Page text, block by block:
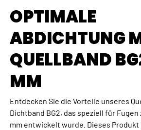
OPTIMALE
ABDICHTUNG
QUELLBAND
MM
Entdecken Sie die Vorteile unseres
Dichtband BG2, das speziell für Fugen
mm entwickelt wurde. Dieses